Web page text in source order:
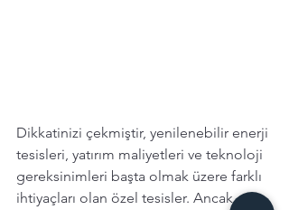
Dikkatinizi çekmiştir, yenilenebilir enerji
tesisleri, yatırım maliyetleri ve teknoloji
gereksinimleri başta olmak üzere farklı
ihtiyaçları olan özel tesisler. Ancak